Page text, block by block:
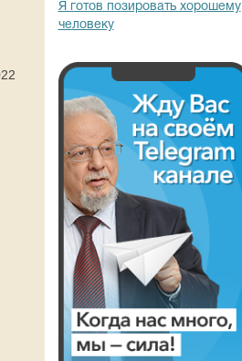
Я готов позировать хорошему
человеку